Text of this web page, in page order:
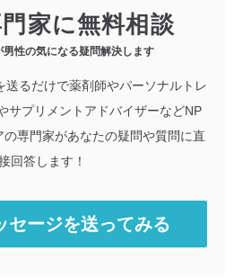
門家に無料相談
性の気になる疑問解決します
送るだけで薬剤師やパーソナルトレ
サプリメントアドバイザーなどNP
専門家があなたの疑問や質問に直
回答します！
セージを送ってみる